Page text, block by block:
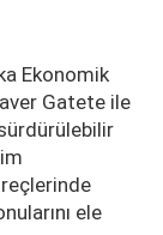
Ekonomik
Gatete ile
ele